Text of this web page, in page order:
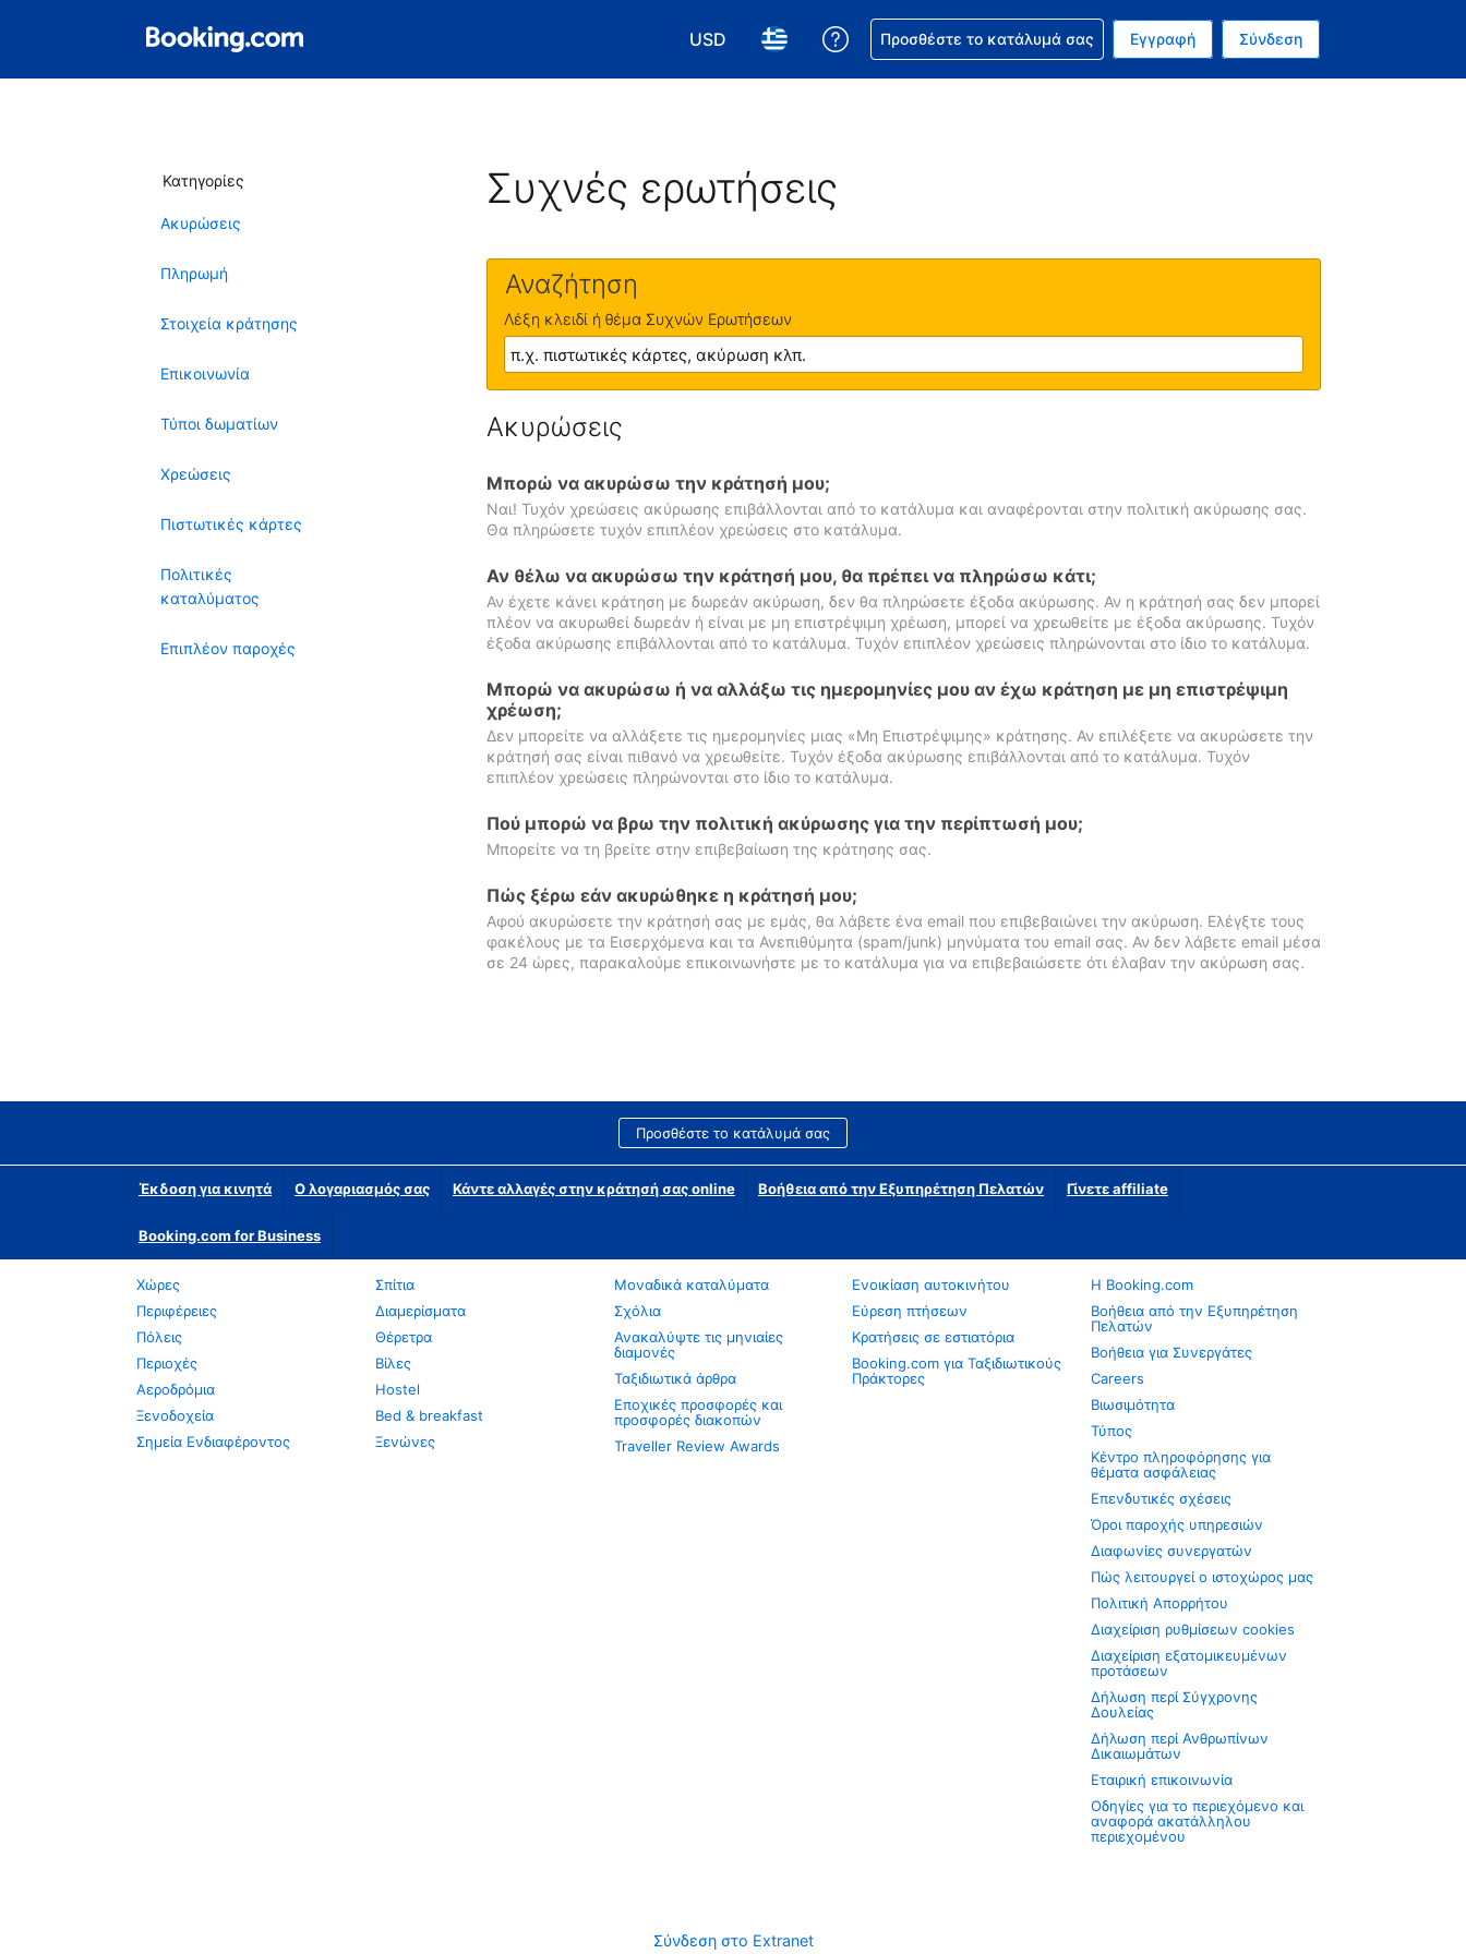
USD
Επιλέξτε το νόμισμά σας. Το τωρινό σας νόμισμα είναι Δολάριο Η.Π.Α.
Επιλέξτε τη γλώσσα σας. Η τωρινή σας γλώσσα είναι τα Ελληνικά
Βοήθεια για την κράτησή σας
Προσθέστε το κατάλυμά σας Εγγραφή Σύνδεση
Κατηγορίες
Ακυρώσεις
Πληρωμή
Στοιχεία κράτησης
Επικοινωνία
Τύποι δωματίων
Χρεώσεις
Πιστωτικές κάρτες
Πολιτικές
καταλύματος
Επιπλέον παροχές
Συχνές ερωτήσεις
Αναζήτηση
Λέξη κλειδί ή θέμα Συχνών Ερωτήσεων
Ακυρώσεις
Μπορώ να ακυρώσω την κράτησή μου;
Ναι! Τυχόν χρεώσεις ακύρωσης επιβάλλονται από το κατάλυμα και αναφέρονται στην πολιτική ακύρωσης σας.
Θα πληρώσετε τυχόν επιπλέον χρεώσεις στο κατάλυμα.
Αν θέλω να ακυρώσω την κράτησή μου, θα πρέπει να πληρώσω κάτι;
Αν έχετε κάνει κράτηση με δωρεάν ακύρωση, δεν θα πληρώσετε έξοδα ακύρωσης. Αν η κράτησή σας δεν μπορεί
πλέον να ακυρωθεί δωρεάν ή είναι με μη επιστρέψιμη χρέωση, μπορεί να χρεωθείτε με έξοδα ακύρωσης. Τυχόν
έξοδα ακύρωσης επιβάλλονται από το κατάλυμα. Τυχόν επιπλέον χρεώσεις πληρώνονται στο ίδιο το κατάλυμα.
Μπορώ να ακυρώσω ή να αλλάξω τις ημερομηνίες μου αν έχω κράτηση με μη επιστρέψιμη
χρέωση;
Δεν μπορείτε να αλλάξετε τις ημερομηνίες μιας «Μη Επιστρέψιμης» κράτησης. Αν επιλέξετε να ακυρώσετε την
κράτησή σας είναι πιθανό να χρεωθείτε. Τυχόν έξοδα ακύρωσης επιβάλλονται από το κατάλυμα. Τυχόν
επιπλέον χρεώσεις πληρώνονται στο ίδιο το κατάλυμα.
Πού μπορώ να βρω την πολιτική ακύρωσης για την περίπτωσή μου;
Μπορείτε να τη βρείτε στην επιβεβαίωση της κράτησης σας.
Πώς ξέρω εάν ακυρώθηκε η κράτησή μου;
Αφού ακυρώσετε την κράτησή σας με εμάς, θα λάβετε ένα email που επιβεβαιώνει την ακύρωση. Ελέγξτε τους
φακέλους με τα Εισερχόμενα και τα Ανεπιθύμητα (spam/junk) μηνύματα του email σας. Αν δεν λάβετε email μέσα
σε 24 ώρες, παρακαλούμε επικοινωνήστε με το κατάλυμα για να επιβεβαιώσετε ότι έλαβαν την ακύρωση σας.
Προσθέστε το κατάλυμά σας
Έκδοση για κινητά Ο λογαριασμός σας Κάντε αλλαγές στην κράτησή σας online Βοήθεια από την Εξυπηρέτηση Πελατών Γίνετε affiliate
Booking.com for Business
Χώρες
Περιφέρειες
Πόλεις
Περιοχές
Αεροδρόμια
Ξενοδοχεία
Σημεία Ενδιαφέροντος
Σπίτια
Διαμερίσματα
Θέρετρα
Βίλες
Hostel
Bed & breakfast
Ξενώνες
Μοναδικά καταλύματα
Σχόλια
Ανακαλύψτε τις μηνιαίες
διαμονές
Ταξιδιωτικά άρθρα
Εποχικές προσφορές και
προσφορές διακοπών
Traveller Review Awards
Ενοικίαση αυτοκινήτου
Εύρεση πτήσεων
Κρατήσεις σε εστιατόρια
Booking.com για Ταξιδιωτικούς
Πράκτορες
Η Booking.com
Βοήθεια από την Εξυπηρέτηση
Πελατών
Βοήθεια για Συνεργάτες
Careers
Βιωσιμότητα
Τύπος
Κέντρο πληροφόρησης για
θέματα ασφάλειας
Επενδυτικές σχέσεις
Όροι παροχής υπηρεσιών
Διαφωνίες συνεργατών
Πώς λειτουργεί ο ιστοχώρος μας
Πολιτική Απορρήτου
Διαχείριση ρυθμίσεων cookies
Διαχείριση εξατομικευμένων
προτάσεων
Δήλωση περί Σύγχρονης
Δουλείας
Δήλωση περί Ανθρωπίνων
Δικαιωμάτων
Εταιρική επικοινωνία
Οδηγίες για το περιεχόμενο και
αναφορά ακατάλληλου
περιεχομένου
Σύνδεση στο Extranet